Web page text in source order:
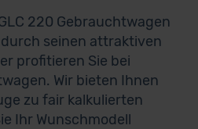
220 Gebrauchtwagen
seinen attraktiven
profitieren Sie bei
Wir bieten Ihnen
zu fair kalkulierten
Ihr Wunschmodell